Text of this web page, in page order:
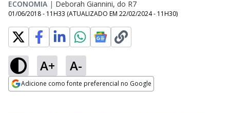
ECONOMIA | Deborah Giannini, do R7
01/06/2018 - 11H33 (ATUALIZADO EM 22/02/2024 - 11H30)
A+ A-
Adicione como fonte preferencial no Google